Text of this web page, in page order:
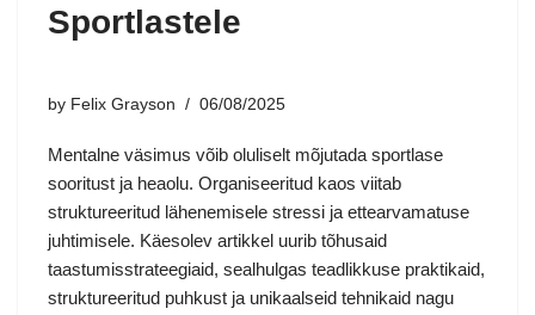
Sportlastele
by Felix Grayson 06/08/2025
Mentalne väsimus võib oluliselt mõjutada sportlase
sooritust ja heaolu. Organiseeritud kaos viitab
struktureeritud lähenemisele stressi ja ettearvamatuse
juhtimisele. Käesolev artikkel uurib tõhusaid
taastumisstrateegiaid, sealhulgas teadlikkuse praktikaid,
struktureeritud puhkust ja unikaalseid tehnikaid nagu